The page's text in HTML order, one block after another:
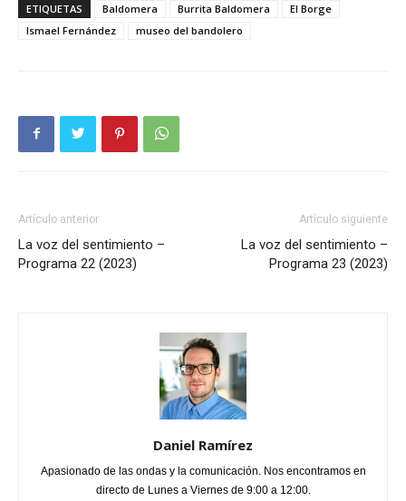
ETIQUETAS Baldomera Burrita Baldomera
El Borge
Ismael Fernández
museo del bandolero
Artículo anterior
La voz del sentimiento –
Programa 22 (2023)
Artículo siguiente
La voz del sentimiento –
Programa 23 (2023)
Daniel Ramírez
Apasionado de las ondas y la comunicación. Nos encontramos en
directo de Lunes a Viernes de 9:00 a 12:00.